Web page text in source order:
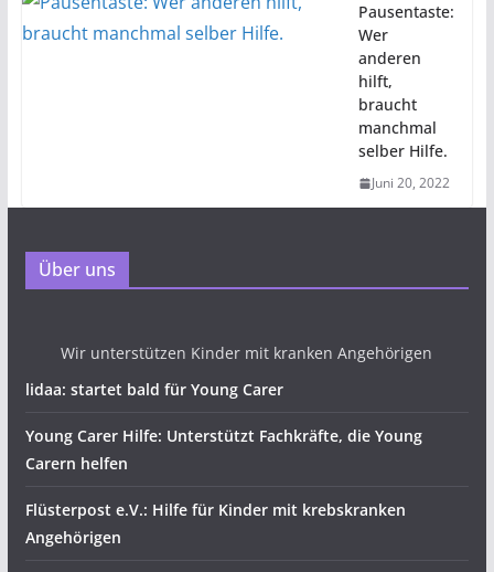
Pausentaste:
Wer
anderen
hilft,
braucht
manchmal
selber Hilfe.
Juni 20, 2022
Über uns
Wir unterstützen Kinder mit kranken Angehörigen
lidaa: startet bald für Young Carer
Young Carer Hilfe: Unterstützt Fachkräfte, die Young
Carern helfen
Flüsterpost e.V.: Hilfe für Kinder mit krebskranken
Angehörigen